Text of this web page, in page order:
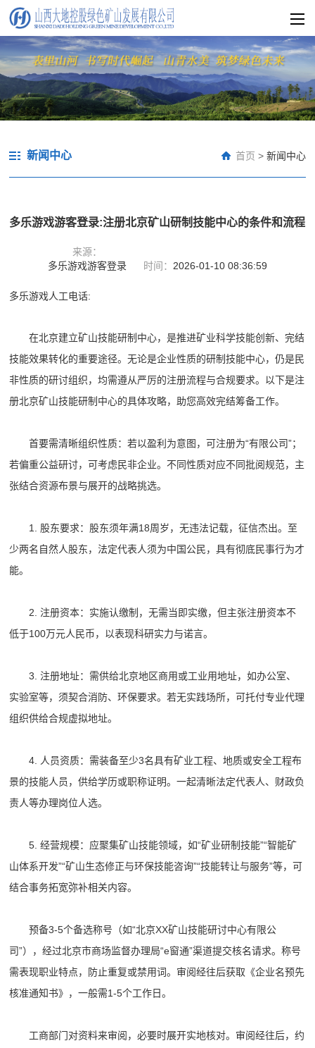
新闻中心 首页 > 新闻中心
多乐游戏游客登录:注册北京矿山研制技能中心的条件和流程
来源：
多乐游戏游客登录
时间： 2026-01-10 08:36:59
多乐游戏人工电话:
在北京建立矿山技能研制中心，是推进矿业科学技能创新、完结
技能效果转化的重要途径。无论是企业性质的研制技能中心，仍是民
非性质的研讨组织，均需遵从严厉的注册流程与合规要求。以下是注
册北京矿山技能研制中心的具体攻略，助您高效完结筹备工作。
首要需清晰组织性质：若以盈利为意图，可注册为“有限公司”；
若偏重公益研讨，可考虑民非企业。不同性质对应不同批阅规范，主
张结合资源布景与展开的战略挑选。
1. 股东要求：股东须年满18周岁，无违法记载，征信杰出。至
少两名自然人股东，法定代表人须为中国公民，具有彻底民事行为才
能。
2. 注册资本：实施认缴制，无需当即实缴，但主张注册资本不
低于100万元人民币，以表现科研实力与诺言。
3. 注册地址：需供给北京地区商用或工业用地址，如办公室、
实验室等，须契合消防、环保要求。若无实践场所，可托付专业代理
组织供给合规虚拟地址。
4. 人员资质：需装备至少3名具有矿业工程、地质或安全工程布
景的技能人员，供给学历或职称证明。一起清晰法定代表人、财政负
责人等办理岗位人选。
5. 经营规模：应聚集矿山技能领域，如“矿业研制技能”“智能矿
山体系开发”“矿山生态修正与环保技能咨询”“技能转让与服务”等，可
结合事务拓宽弥补相关内容。
预备3-5个备选称号（如“北京XX矿山技能研讨中心有限公
司”），经过北京市商场监督办理局“e窗通”渠道提交核名请求。称号
需表现职业特点，防止重复或禁用词。审阅经往后获取《企业名预先
核准通知书》，一般需1-5个工作日。
工商部门对资料来审阅，必要时展开实地核对。审阅经往后，约